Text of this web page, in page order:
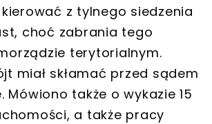
z tylnego siedzenia
, choć zabrania tego
terytorialnym.
miał skłamać przed sądem
. Mówiono także o wykazie15
, a także pracy